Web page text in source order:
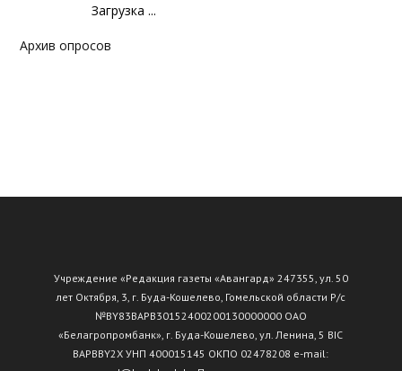
Загрузка ...
Архив опросов
Учреждение «Редакция газеты «Авангард» 247355, ул. 50
лет Октября, 3, г. Буда-Кошелево, Гомельской области Р/с
№ВY83ВАРВ30152400200130000000 ОАО
«Белагропромбанк», г. Буда-Кошелево, ул. Ленина, 5 BIC
BAPBBY2X УНП 400015145 ОКПО 02478208 e-mail: